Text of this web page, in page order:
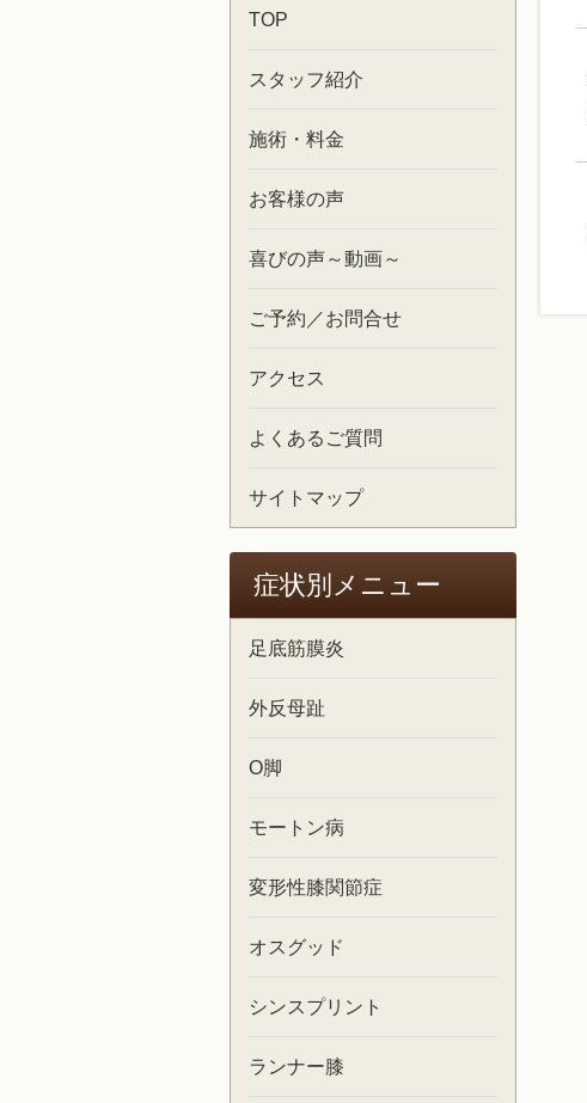
TOP
スタッフ紹介
施術・料金
お客様の声
喜びの声～動画～
ご予約／お問合せ
アクセス
よくあるご質問
サイトマップ
症状別メニュー
足底筋膜炎
外反母趾
O脚
モートン病
変形性膝関節症
オスグッド
シンスプリント
ランナー膝